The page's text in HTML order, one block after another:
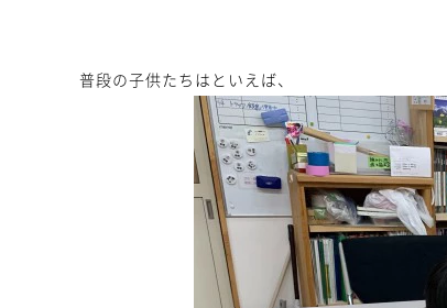
普段の子供たちはといえば、